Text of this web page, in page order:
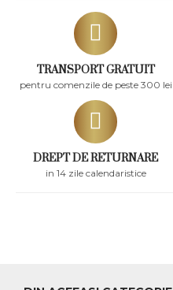
TRANSPORT GRATUIT
pentru comenzile de peste 300 lei
DREPT DE RETURNARE
in 14 zile calendaristice